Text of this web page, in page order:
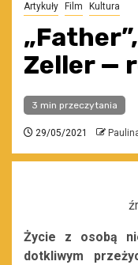
Artykuły Film Kultura
Zeller —
3 min przeczytania
29/05/2021
Życie z osobą
dotkliwym